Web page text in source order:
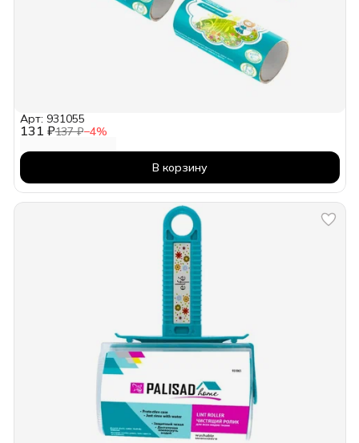
131 ₽137 ₽−4%
Арт: 931055
В корзину